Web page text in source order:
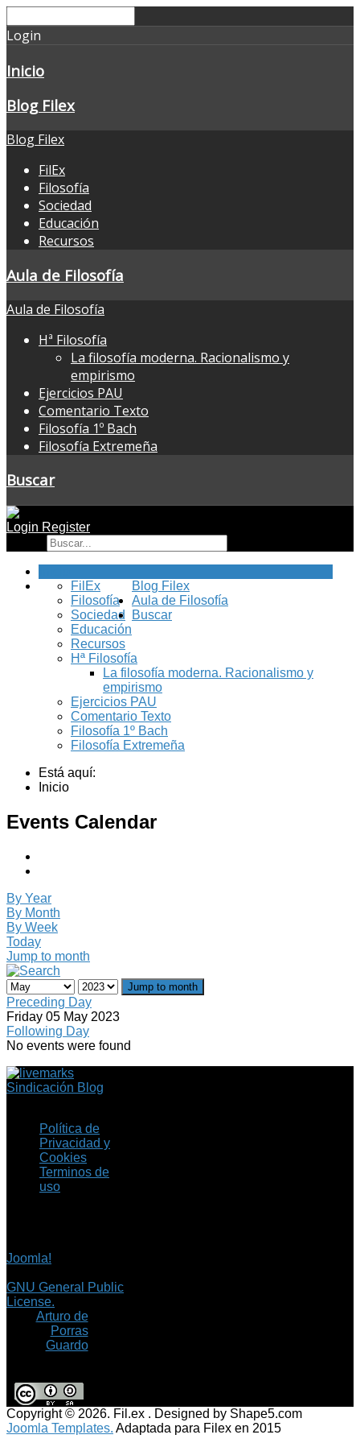
Login
Inicio
Blog Filex
Blog Filex
FilEx
Filosofía
Sociedad
Educación
Recursos
Aula de Filosofía
Aula de Filosofía
Hª Filosofía
La filosofía moderna. Racionalismo y
empirismo
Ejercicios PAU
Comentario Texto
Filosofía 1º Bach
Filosofía Extremeña
Buscar
Login Register
Blog Filex
FilEx
Filosofía
Sociedad
Educación
Recursos
Aula de Filosofía
Hª Filosofía
La filosofía moderna. Racionalismo y
empirismo
Ejercicios PAU
Comentario Texto
Filosofía 1º Bach
Filosofía Extremeña
Buscar
Está aquí:
Inicio
Events Calendar
By Year
By Month
By Week
Today
Jump to month
Jump to month
Preceding Day
Friday 05 May 2023
Following Day
No events were found
Sindicación Blog
Política de
Privacidad y
Cookies
Terminos de
uso
Joomla!
GNU General Public
License.
Arturo de
Porras
Guardo
Copyright © 2026. Fil.ex . Designed by Shape5.com
Joomla Templates. Adaptada para Filex en 2015